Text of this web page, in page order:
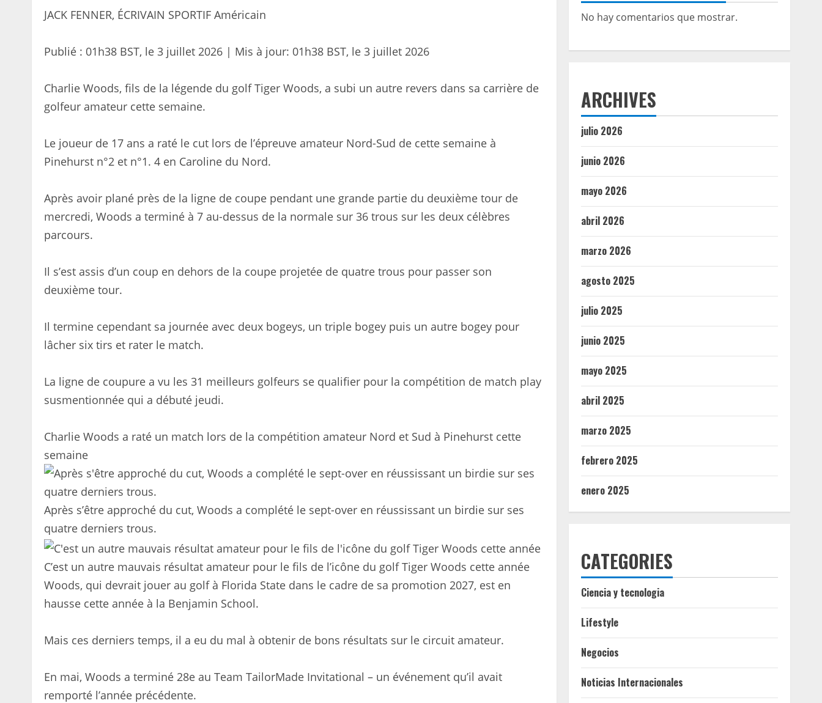
JACK FENNER, ÉCRIVAIN SPORTIF Américain
Publié : 01h38 BST, le 3 juillet 2026 | Mis à jour: 01h38 BST, le 3 juillet 2026
Charlie Woods, fils de la légende du golf Tiger Woods, a subi un autre revers dans sa carrière de
golfeur amateur cette semaine.
Le joueur de 17 ans a raté le cut lors de l’épreuve amateur Nord-Sud de cette semaine à
Pinehurst n°2 et n°1. 4 en Caroline du Nord.
Après avoir plané près de la ligne de coupe pendant une grande partie du deuxième tour de
mercredi, Woods a terminé à 7 au-dessus de la normale sur 36 trous sur les deux célèbres
parcours.
Il s’est assis d’un coup en dehors de la coupe projetée de quatre trous pour passer son
deuxième tour.
Il termine cependant sa journée avec deux bogeys, un triple bogey puis un autre bogey pour
lâcher six tirs et rater le match.
La ligne de coupure a vu les 31 meilleurs golfeurs se qualifier pour la compétition de match play
susmentionnée qui a débuté jeudi.
Charlie Woods a raté un match lors de la compétition amateur Nord et Sud à Pinehurst cette
semaine
Après s’être approché du cut, Woods a complété le sept-over en réussissant un birdie sur ses
quatre derniers trous.
C’est un autre mauvais résultat amateur pour le fils de l’icône du golf Tiger Woods cette année
Woods, qui devrait jouer au golf à Florida State dans le cadre de sa promotion 2027, est en
hausse cette année à la Benjamin School.
Mais ces derniers temps, il a eu du mal à obtenir de bons résultats sur le circuit amateur.
En mai, Woods a terminé 28e au Team TailorMade Invitational – un événement qu’il avait
remporté l’année précédente.
No hay comentarios que mostrar.
ARCHIVES
julio 2026
junio 2026
mayo 2026
abril 2026
marzo 2026
agosto 2025
julio 2025
junio 2025
mayo 2025
abril 2025
marzo 2025
febrero 2025
enero 2025
CATEGORIES
Ciencia y tecnologia
Lifestyle
Negocios
Noticias Internacionales